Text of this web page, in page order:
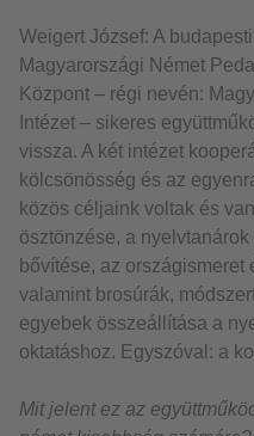
Weigert József: A
Magyarországi Német
Központ – régi nevén:
Intézet – sikeres
vissza. A két intézet
kölcsönösség és az
közös céljaink voltak és
ösztönzése, a
bővítése, az országismeret
valamint brosúrák,
egyebek összeállítása a
oktatáshoz. Egyszóval: a
Mit jelent ez az